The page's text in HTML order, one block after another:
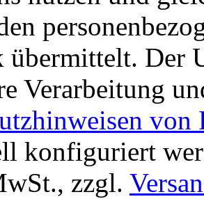
übermittelt. Der
Verarbeitung
von
konfiguriert
zzgl.